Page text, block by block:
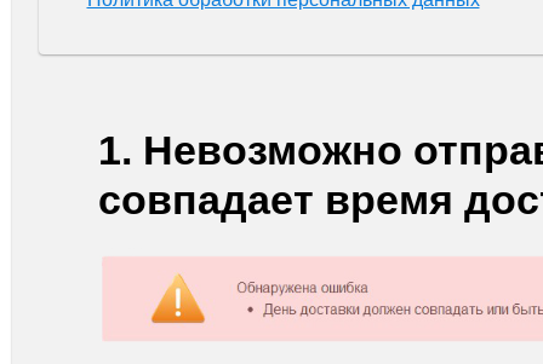
1. Невозможно
совпадает время